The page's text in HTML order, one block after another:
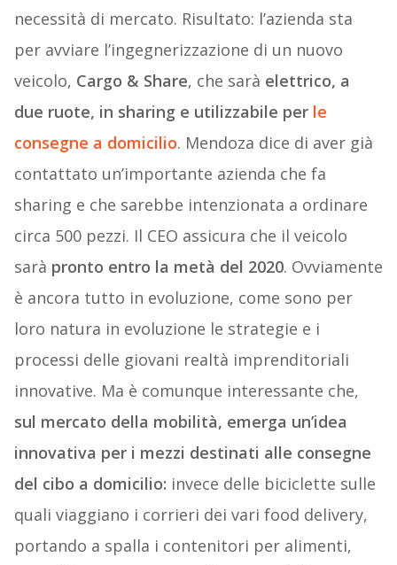
necessità di mercato. Risultato: l’azienda sta
per avviare l’ingegnerizzazione di un nuovo
veicolo, Cargo & Share, che sarà elettrico, a
due ruote, in sharing e utilizzabile per le
consegne a domicilio. Mendoza dice di aver già
contattato un’importante azienda che fa
sharing e che sarebbe intenzionata a ordinare
circa 500 pezzi. Il CEO assicura che il veicolo
sarà pronto entro la metà del 2020. Ovviamente
è ancora tutto in evoluzione, come sono per
loro natura in evoluzione le strategie e i
processi delle giovani realtà imprenditoriali
innovative. Ma è comunque interessante che,
sul mercato della mobilità, emerga un’idea
innovativa per i mezzi destinati alle consegne
del cibo a domicilio: invece delle biciclette sulle
quali viaggiano i corrieri dei vari food delivery,
portando a spalla i contenitori per alimenti,